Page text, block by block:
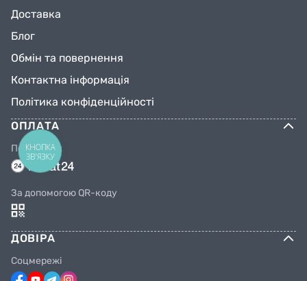
Доставка
Блог
Обмін та повернення
Контактна інформація
Політика конфіденційності
ОПЛАТА
Переказом
За допомогою QR-коду
ДОВІРА
Соцмережі
КНОПКА
ЗВ'ЯЗКУ